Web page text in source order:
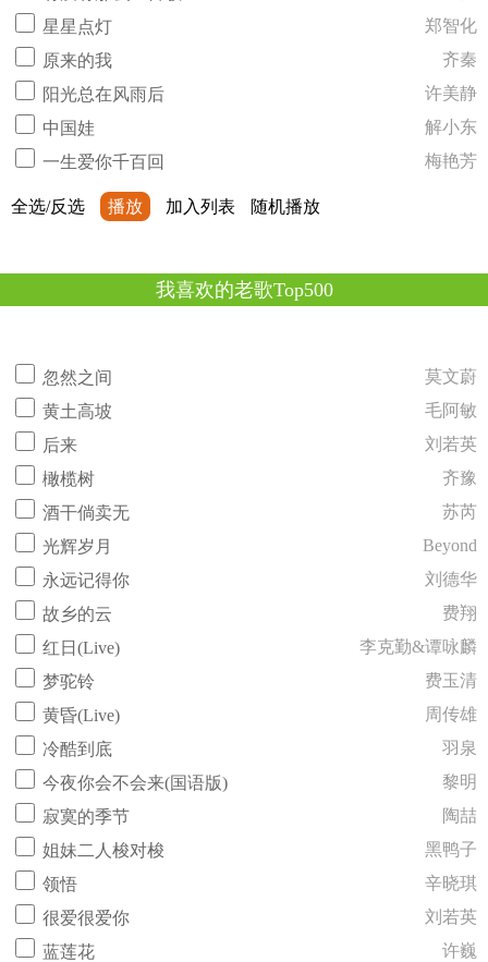
星星点灯
郑智化
原来的我
齐秦
阳光总在风雨后
许美静
中国娃
解小东
一生爱你千百回
梅艳芳
全选/反选 播放 加入列表 随机播放
我喜欢的老歌Top500
忽然之间
莫文蔚
黄土高坡
毛阿敏
后来
刘若英
橄榄树
齐豫
酒干倘卖无
苏芮
光辉岁月
Beyond
永远记得你
刘德华
故乡的云
费翔
红日(Live)
李克勤&谭咏麟
梦驼铃
费玉清
黄昏(Live)
周传雄
冷酷到底
羽泉
今夜你会不会来(国语版)
黎明
寂寞的季节
陶喆
姐妹二人梭对梭
黑鸭子
领悟
辛晓琪
很爱很爱你
刘若英
蓝莲花
许巍